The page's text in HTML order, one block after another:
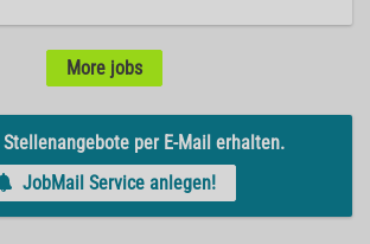
More jobs
Stellenangebote per E-Mail erhalten.
JobMail Service anlegen!